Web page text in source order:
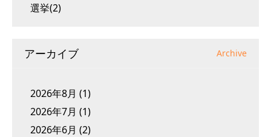
選挙(2)
アーカイブ Archive
2026年8月 (1)
2026年7月 (1)
2026年6月 (2)